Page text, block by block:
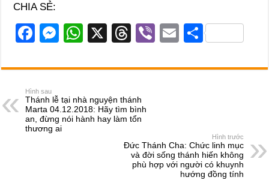
CHIA SẺ:
F
c
e
b
o
M
ss
e
n
g
W
at
s
A
p
X
T
e
a
d
s
Vi
er
E
ail
S
ar
Hình sau
Thánh lễ tại nhà nguyện thánh
Marta 04.12.2018: Hãy tìm bình
an, đừng nói hành hay làm tổn
thương ai
Hình trước
Đức Thánh Cha: Chức linh mục
và đời sống thánh hiến không
phù hợp với người có khuynh
hướng đồng tính